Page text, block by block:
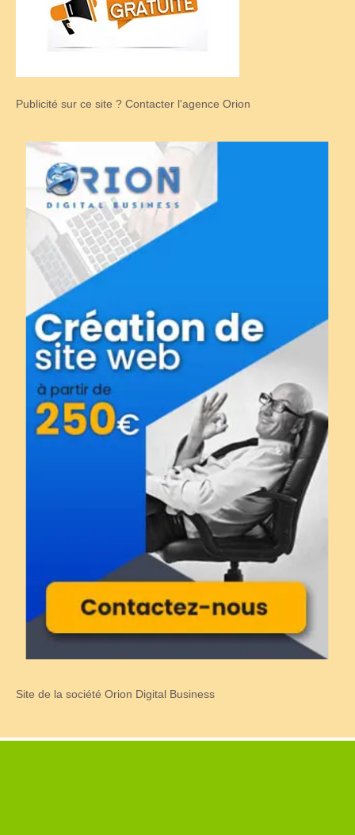
Publicité sur ce site ? Contacter l'agence Orion
Site de la société Orion Digital Business